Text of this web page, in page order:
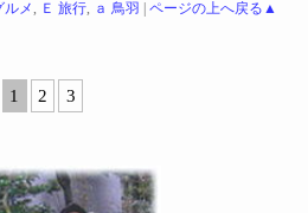
ルメ, Ｅ 旅行, ａ 鳥羽 ページの上へ戻る▲
1 2 3